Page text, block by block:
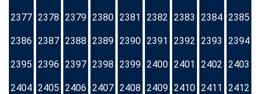
2377 2378 2379 2380 2381 2382 2383 2384 2385
2386 2387 2388 2389 2390 2391 2392 2393 2394
2395 2396 2397 2398 2399 2400 2401 2402 2403
2404 2405 2406 2407 2408 2409 2410 2411 2412